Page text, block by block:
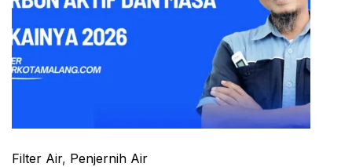
Filter Air, Penjernih Air